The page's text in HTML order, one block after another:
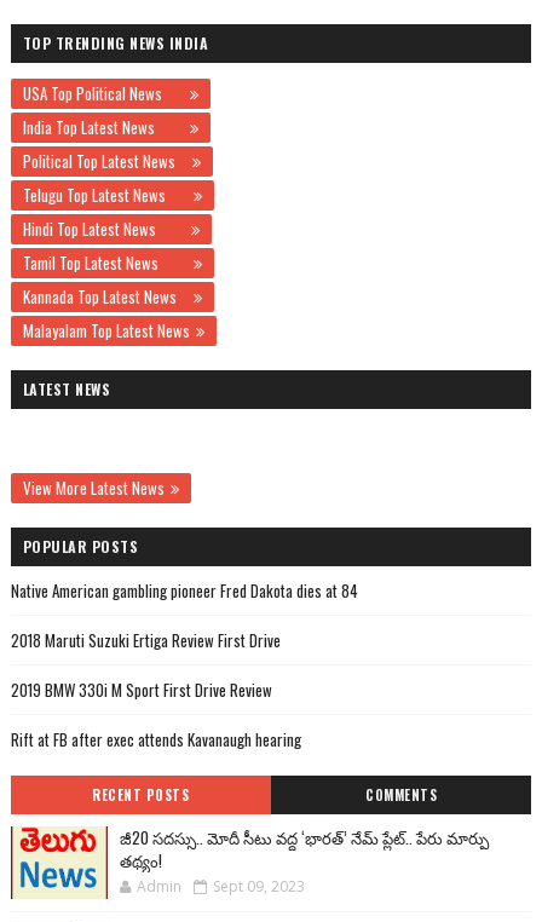
TOP TRENDING NEWS INDIA
USA Top Political News
India Top Latest News
Political Top Latest News
Telugu Top Latest News
Hindi Top Latest News
Tamil Top Latest News
Kannada Top Latest News
Malayalam Top Latest News
LATEST NEWS
View More Latest News
POPULAR POSTS
Native American gambling pioneer Fred Dakota dies at 84
2018 Maruti Suzuki Ertiga Review First Drive
2019 BMW 330i M Sport First Drive Review
Rift at FB after exec attends Kavanaugh hearing
RECENT POSTS COMMENTS
జీ20 సదస్సు.. మోదీ సీటు వద్ద ‘భారత్’ నేమ్ ప్లేట్‌.. పేరు మార్పు
తథ్యం!
Admin Sept 09, 2023